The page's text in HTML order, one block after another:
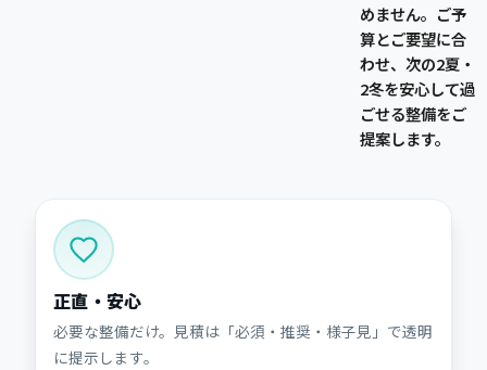
めません。ご予
算とご要望に合
わせ、次の2夏・
2冬を安心して過
ごせる整備をご
提案します。
正直・安心
必要な整備だけ。見積は「必須・推奨・様子見」で透明
に提示します。